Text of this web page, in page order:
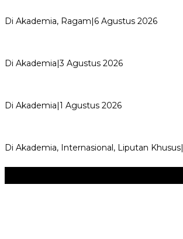
Di Akademia, Ragam|6 Agustus 2026
Di Akademia|3 Agustus 2026
Di Akademia|1 Agustus 2026
Di Akademia, Internasional, Liputan Khusus|